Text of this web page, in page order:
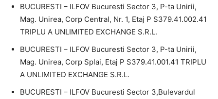
BUCURESTI – ILFOV Bucuresti Sector 3, P-ta Unirii,
Mag. Unirea, Corp Central, Nr. 1, Etaj P S379.41.002.41
TRIPLU A UNLIMITED EXCHANGE S.R.L.
BUCURESTI – ILFOV Bucuresti Sector 3, P-ta Unirii,
Mag. Unirea, Corp Splai, Etaj P S379.41.001.41 TRIPLU
A UNLIMITED EXCHANGE S.R.L.
BUCURESTI – ILFOV Bucuresti Sector 3,Bulevardul